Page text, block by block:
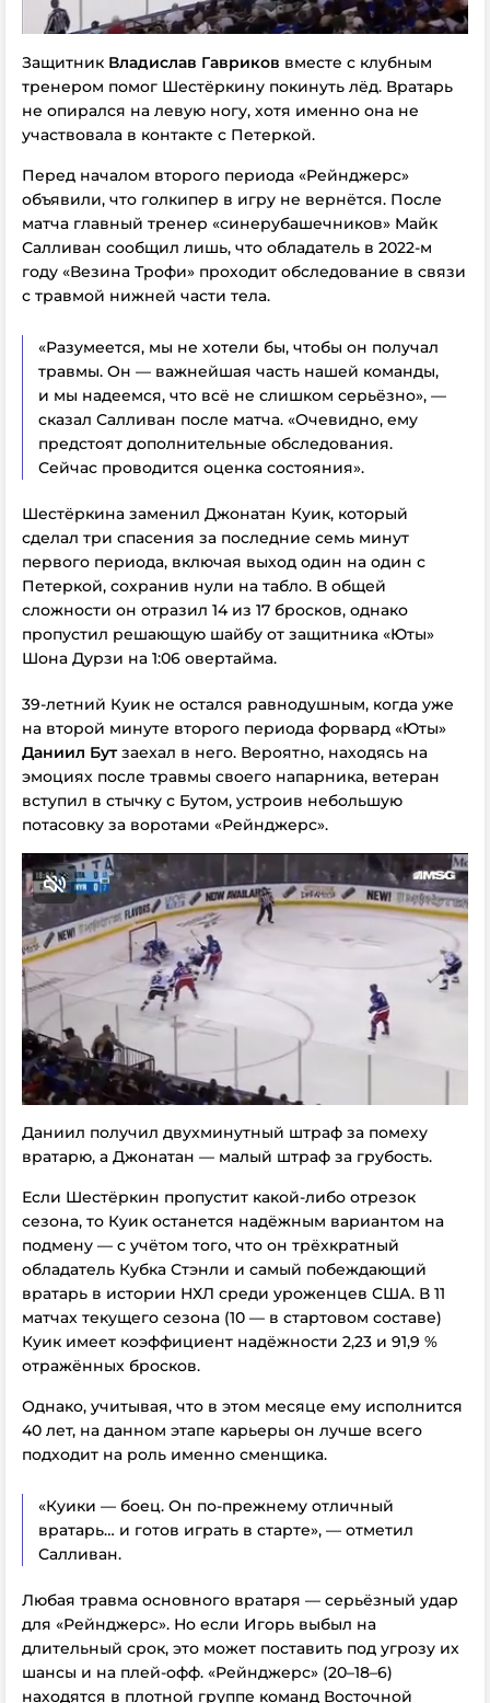
Защитник Владислав Гавриков вместе с клубным
тренером помог Шестёркину покинуть лёд. Вратарь
не опирался на левую ногу, хотя именно она не
участвовала в контакте с Петеркой.
Перед началом второго периода «Рейнджерс»
объявили, что голкипер в игру не вернётся. После
матча главный тренер «синерубашечников» Майк
Салливан сообщил лишь, что обладатель в 2022-м
году «Везина Трофи» проходит обследование в связи
с травмой нижней части тела.
«Разумеется, мы не хотели бы, чтобы он получал
травмы. Он — важнейшая часть нашей команды,
и мы надеемся, что всё не слишком серьёзно», —
сказал Салливан после матча. «Очевидно, ему
предстоят дополнительные обследования.
Сейчас проводится оценка состояния».
Шестёркина заменил Джонатан Куик, который
сделал три спасения за последние семь минут
первого периода, включая выход один на один с
Петеркой, сохранив нули на табло. В общей
сложности он отразил 14 из 17 бросков, однако
пропустил решающую шайбу от защитника «Юты»
Шона Дурзи на 1:06 овертайма.
39-летний Куик не остался равнодушным, когда уже
на второй минуте второго периода форвард «Юты»
Даниил Бутзаехал в него. Вероятно, находясь на
эмоциях после травмы своего напарника, ветеран
вступил в стычку с Бутом, устроив небольшую
потасовку за воротами «Рейнджерс».
Даниил получил двухминутный штраф за помеху
вратарю, а Джонатан — малый штраф за грубость.
Если Шестёркин пропустит какой-либо отрезок
сезона, то Куик останется надёжным вариантом на
подмену — с учётом того, что он трёхкратный
обладатель Кубка Стэнли и самый побеждающий
вратарь в истории НХЛ среди уроженцев США. В 11
матчах текущего сезона (10 — в стартовом составе)
Куик имеет коэффициент надёжности 2,23 и 91,9 %
отражённых бросков.
Однако, учитывая, что в этом месяце ему исполнится
40 лет, на данном этапе карьеры он лучше всего
подходит на роль именно сменщика.
«Куики — боец. Он по-прежнему отличный
вратарь… и готов играть в старте», — отметил
Салливан.
Любая травма основного вратаря — серьёзный удар
для «Рейнджерс». Но если Игорь выбыл на
длительный срок, это может поставить под угрозу их
шансы и на плей-офф. «Рейнджерс» (20–18–6)
находятся в плотной группе команд Восточной